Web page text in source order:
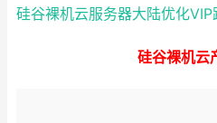
硅谷裸机云服务器大陆优化VIP
硅谷裸机云